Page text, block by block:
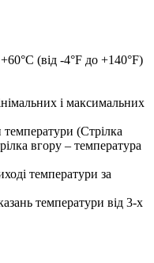
(від -4°F до +140°F)
і максимальних
температури (Стрілка
вгору – температура
температури за
температури від 3-х